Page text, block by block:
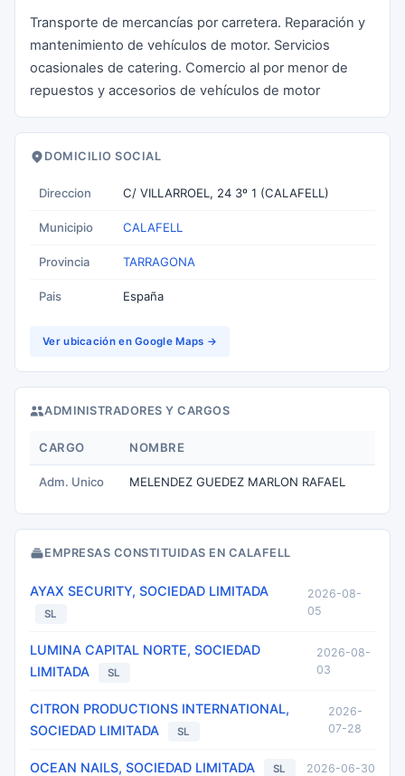
Transporte de mercancías por carretera. Reparación y
mantenimiento de vehículos de motor. Servicios
ocasionales de catering. Comercio al por menor de
repuestos y accesorios de vehículos de motor
DOMICILIO SOCIAL
Direccion C/ VILLARROEL, 24 3º 1 (CALAFELL)
Municipio CALAFELL
Provincia TARRAGONA
Pais España
Ver ubicación en Google Maps →
ADMINISTRADORES Y CARGOS
CARGO NOMBRE
Adm. Unico MELENDEZ GUEDEZ MARLON RAFAEL
EMPRESAS CONSTITUIDAS EN CALAFELL
AYAX SECURITY, SOCIEDAD LIMITADA
SL
2026-08-
05
LUMINA CAPITAL NORTE, SOCIEDAD
LIMITADA
SL
2026-08-
03
CITRON PRODUCTIONS INTERNATIONAL,
SOCIEDAD LIMITADA
SL
2026-
07-28
OCEAN NAILS, SOCIEDAD LIMITADA SL 2026-06-30